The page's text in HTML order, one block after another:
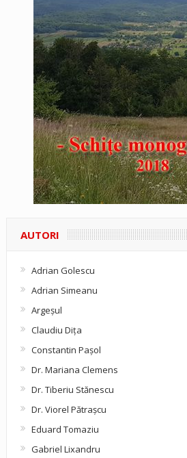
AUTORI
Adrian Golescu
Adrian Simeanu
Argeşul
Claudiu Diţa
Constantin Pașol
Dr. Mariana Clemens
Dr. Tiberiu Stănescu
Dr. Viorel Pătraşcu
Eduard Tomaziu
Gabriel Lixandru